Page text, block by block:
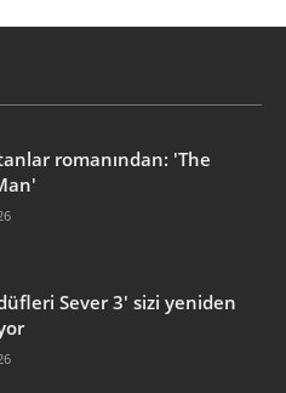
romanından: 'The
Sever 3' sizi yeniden